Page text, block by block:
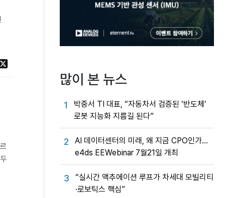
많이 본 뉴스
1
박중서 TI 대표, “자동차서 검증된 ‘반도체’
로봇 지능화 지름길 된다”
2
AI 데이터센터의 미래, 왜 지금 CPO인가…
e4ds EEWebinar 7월21일 개최
3
“실시간 액추에이션 루프가 차세대 모빌리티
·로보틱스 핵심”